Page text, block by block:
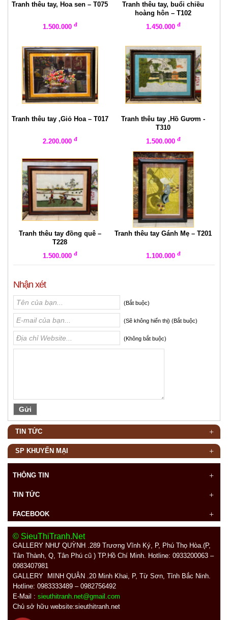
Tranh thêu tay, Hoa sen – T075
1.500.000 đ
Tranh thêu tay, buổi chiều
hoàng hôn – T102
1.450.000 đ
Tranh thêu tay ,Giỏ Hoa – T017
2.200.000 đ
Tranh thêu tay ,Hồ Gươm -
T310
1.500.000 đ
Tranh thêu tay đồng quê –
T228
1.500.000 đ
Tranh thêu tay Gánh Mẹ – T201
1.100.000 đ
Nhận xét
(Bắt buộc)
(Sẽ không hiển thị) (Bắt buộc)
(Không bắt buộc)
TIN TỨC
SP KHUYẾN MẠI
THÔNG TIN
TIN TỨC
FACEBOOK
© SieuThiTranh.Net
GALLERY NHƯ QUỲNH .289 Trương Vĩnh Ký, P, Phú Thọ Hòa.(P,
Tân Thành, Q, Tân Phú cũ ) TP.Hồ Chí Minh. Hotline: 0933200063 –
0983407981
GALLERY MINH QUÂN .20 Minh Khai, P, Từ Sơn, Tỉnh Bắc Ninh.
Hotline: 0983333489 – 0982756492
E-Mail : sieuthitranh.net@gmail.com
Chủ sở hữu website:sieuthitranh.net